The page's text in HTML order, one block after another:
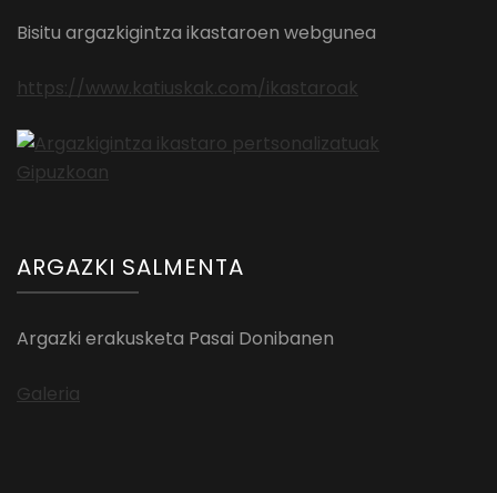
Bisitu argazkigintza ikastaroen webgunea
https://www.katiuskak.com/ikastaroak
ARGAZKI SALMENTA
Argazki erakusketa Pasai Donibanen
Galeria